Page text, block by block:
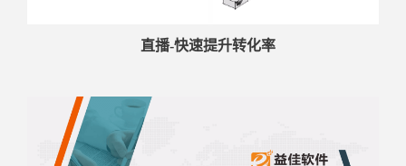
直播-快速提升转化率